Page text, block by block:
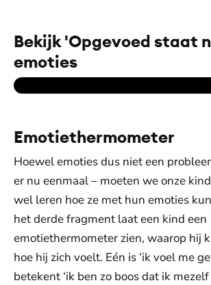
Bekijk 'Opgevoed staat
emoties
Emotiethermometer
Hoewel emoties dus niet een
er nu eenmaal – moeten we onze
wel leren hoe ze met hun emoties
het derde fragment laat een kind een
emotiethermometer zien, waarop hij
hoe hij zich voelt. Eén is ‘ik voel me
betekent ‘ik ben zo boos dat ik